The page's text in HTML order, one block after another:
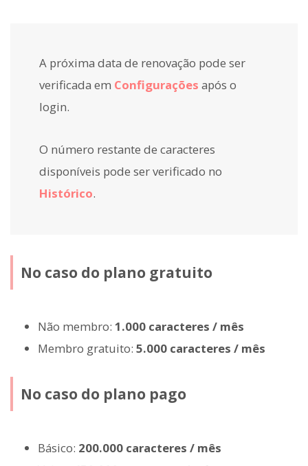
A próxima data de renovação pode ser
verificada em Configurações após o
login.
O número restante de caracteres
disponíveis pode ser verificado no
Histórico.
No caso do plano gratuito
Não membro: 1.000 caracteres / mês
Membro gratuito: 5.000 caracteres / mês
No caso do plano pago
Básico: 200.000 caracteres / mês